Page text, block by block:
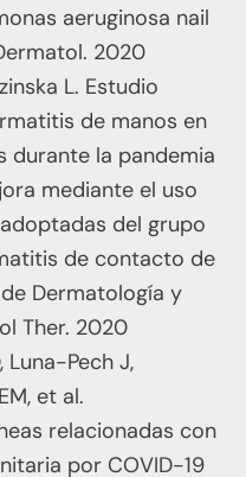
aeruginosa nail
2020
L. Estudio
de manos en
durante la pandemia
mediante el uso
del grupo
de contacto de
Dermatología y
Ther. 2020
Luna-Pech J,
et al.
relacionadas con
por COVID-19